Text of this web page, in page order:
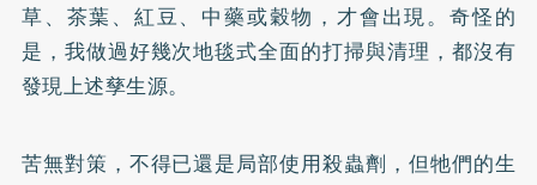
草、茶葉、紅豆、中藥或穀物，才會出現。奇怪的
是，我做過好幾次地毯式全面的打掃與清理，都沒有
發現上述孳生源。
苦無對策，不得已還是局部使用殺蟲劑，但牠們的生